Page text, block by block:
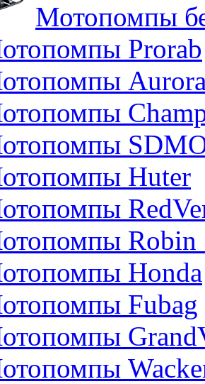
Мотопомпы
Prorab
Huter
Robin
Honda
Fubag